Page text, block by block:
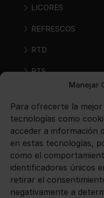
Manejar
Para ofrecerte la
tecnologías como
acceder a información
en estas tecnologías,
como el
identificadores únicos
retirar el
negativamente a
LICORES
REFRESCOS
RTD
RTS
VINOS
Avisos legales
Aviso legal